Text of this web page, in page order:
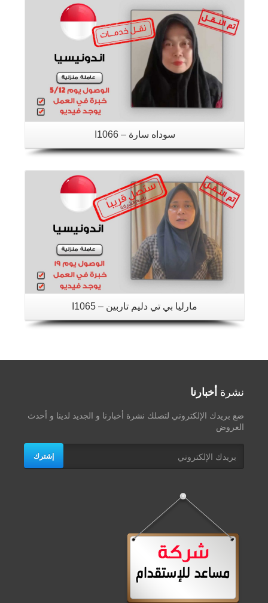
سوداه سارة – I1066
مارليا بي تي دليم تاربين – I1065
نشرة أخبارنا
ضع بريدك الإلكتروني لتصلك نشرة أخبارنا و الجديد لدينا و أحدث
العروض
إشترك